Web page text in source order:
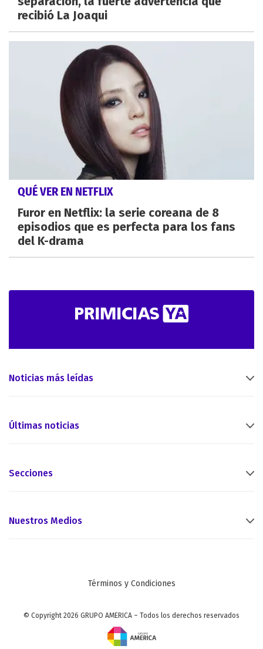
recibió La Joaqui
QUÉ VER EN NETFLIX
Furor en Netflix: la serie coreana de 8
episodios que es perfecta para los fans
del K-drama
Noticias más leídas
Últimas noticias
Secciones
Nuestros Medios
Términos y Condiciones
© Copyright 2026 GRUPO AMERICA – Todos los derechos reservados